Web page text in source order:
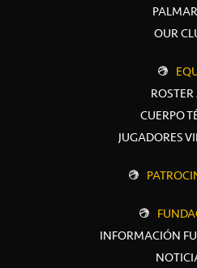
OUR
CUERPO
JUGADORES
INFORMACIÓN